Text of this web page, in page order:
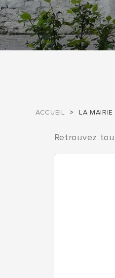
ACCUEIL LA MAIRIE
Retrouvez